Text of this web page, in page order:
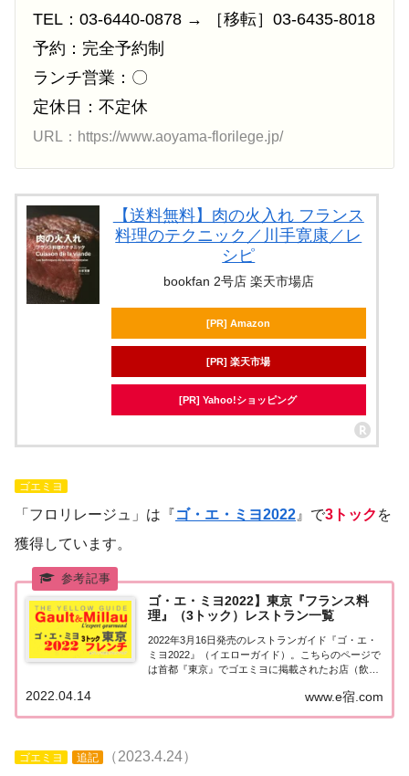
TEL：03-6440-0878 → ［移転］03-6435-8018
予約：完全予約制
ランチ営業：〇
定休日：不定休
URL：https://www.aoyama-florilege.jp/
【送料無料】肉の火入れ フランス
料理のテクニック／川手寛康／レ
シピ
bookfan 2号店 楽天市場店
[PR] Amazon
[PR] 楽天市場
[PR] Yahoo!ショッピング
ゴエミヨ
「フロリレージュ」は『ゴ・エ・ミヨ2022 』で3トック を
獲得しています。
ゴ・エ・ミヨ2022】東京『フランス料
理』（3トック）レストラン一覧
2022年3月16日発売のレストランガイド『ゴ・エ・
ミヨ2022』（イエローガイド）。こちらのページで
は首都『東京』でゴエミヨに掲載されたお店（飲食
チ）」で「3トック」を獲得したお店を一覧にまと
めました。ゴエミヨ2022『東京』フレンチ...
www.e宿.com
2022.04.14
ゴエミヨ 追記
（2023.4.24）